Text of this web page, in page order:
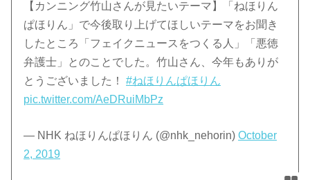
【カンニング竹山さんが見たいテーマ】「ねほりん
ぱほりん」で今後取り上げてほしいテーマをお聞き
したところ「フェイクニュースをつくる人」「悪徳
弁護士」とのことでした。竹山さん、今年もありが
とうございました！#ねほりんぱほりん
pic.twitter.com/AeDRuiMbPz
— NHK ねほりんぱほりん (@nhk_nehorin)October
2, 2019